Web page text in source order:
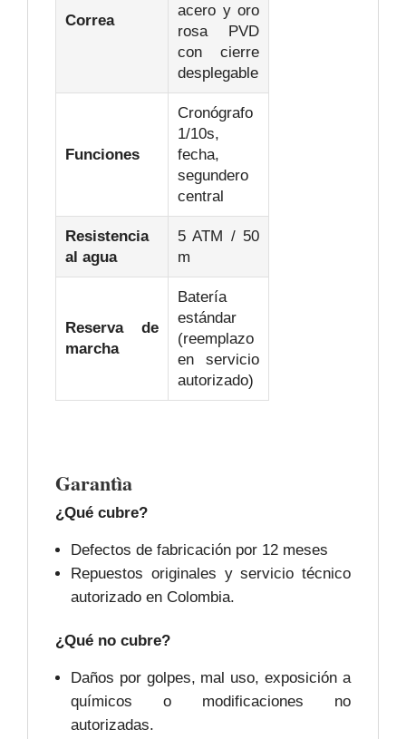
Correa
acero y oro
rosa PVD
con cierre
desplegable
Funciones
Cronógrafo
1/10s,
fecha,
segundero
central
Resistencia
al agua
5 ATM / 50
m
Reserva de
marcha
Batería
estándar
(reemplazo
en servicio
autorizado)
Garantìa
¿Qué cubre?
Defectos de fabricación por 12 meses
Repuestos originales y servicio técnico
autorizado en Colombia.
¿Qué no cubre?
Daños por golpes, mal uso, exposición a
químicos o modificaciones no
autorizadas.